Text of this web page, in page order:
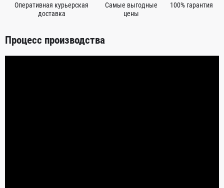
Оперативная курьерская
доставка
Самые выгодные
цены
100% гарантия
Процесс производства